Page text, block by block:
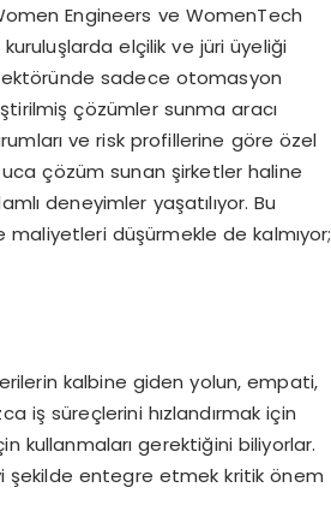
Engineers ve WomenTech
kuruluşlarda elçilik ve jüri üyeliği
sadece otomasyon
çözümler sunma aracı
ve risk profillerine göre özel
çözüm sunan şirketler haline
deneyimler yaşatılıyor. Bu
maliyetleri düşürmekle de kalmıyor;
kalbine giden yolun, empati,
iş süreçlerini hızlandırmak için
kullanmaları gerektiğini biliyorlar.
şekilde entegre etmek kritik önem